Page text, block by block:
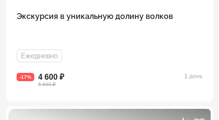
Экскурсия в уникальную долину волков
Ежедневно
-17% 4 600 ₽
5 600 ₽
1 день